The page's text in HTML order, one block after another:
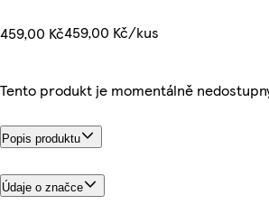
459,00 Kč459,00 Kč/kus
Tento produkt je momentálně
Popis produktu
Údaje o značce